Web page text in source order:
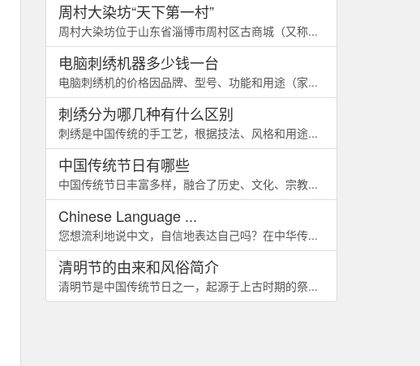
周村大染坊“天下第一村”
周村大染坊位于山东省淄博市周村区古商城（又称...
电脑刺绣机器多少钱一台
电脑刺绣机的价格因品牌、型号、功能和用途（家...
刺绣分为哪几种有什么区别
刺绣是中国传统的手工艺，根据技法、风格和用途...
中国传统节日有哪些
中国传统节日丰富多样，融合了历史、文化、宗教...
Chinese Language ...
您想流利地说中文，自信地表达自己吗？在中华传...
清明节的由来和风俗简介
清明节是中国传统节日之一，起源于上古时期的祭...